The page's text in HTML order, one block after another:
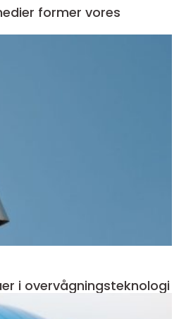
former vores
i overvågningsteknologi